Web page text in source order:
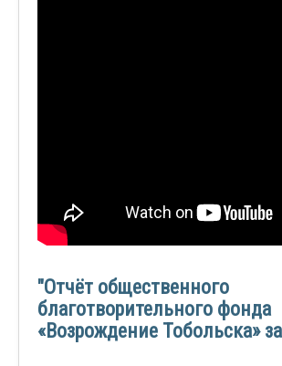
"Отчёт общественного
благотворительного фонда
«Возрождение Тобольска»